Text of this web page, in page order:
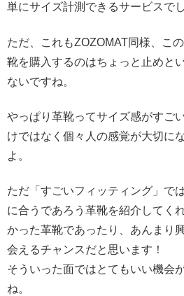
単にサイズ計測できるサービスでし
ただ、これもZOZOMAT同様、こ
靴を購入するのはちょっと止めと
ないですね。
やっぱり革靴ってサイズ感がすご
けではなく個々人の感覚が大切に
よ。
ただ「すごいフィッティング」で
に合うであろう革靴を紹介してく
かった革靴であったり、あんまり
会えるチャンスだと思います！
そういった面ではとてもいい機会
ね。